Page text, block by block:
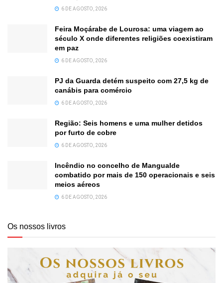
6 DE AGOSTO, 2026
Feira Moçárabe de Lourosa: uma viagem ao
século X onde diferentes religiões coexistiram
em paz
6 DE AGOSTO, 2026
PJ da Guarda detém suspeito com 27,5 kg de
canábis para comércio
6 DE AGOSTO, 2026
Região: Seis homens e uma mulher detidos
por furto de cobre
6 DE AGOSTO, 2026
Incêndio no concelho de Mangualde
combatido por mais de 150 operacionais e seis
meios aéreos
6 DE AGOSTO, 2026
Os nossos livros